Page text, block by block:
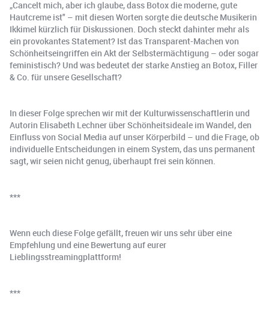
„Cancelt mich, aber ich glaube, dass Botox die moderne, gute
Hautcreme ist" – mit diesen Worten sorgte die deutsche Musikerin
Ikkimel kürzlich für Diskussionen. Doch steckt dahinter mehr als
ein provokantes Statement? Ist das Transparent-Machen von
Schönheitseingriffen ein Akt der Selbstermächtigung – oder sogar
feministisch? Und was bedeutet der starke Anstieg an Botox, Filler
& Co. für unsere Gesellschaft?
In dieser Folge sprechen wir mit der Kulturwissenschaftlerin und
Autorin Elisabeth Lechner über Schönheitsideale im Wandel, den
Einfluss von Social Media auf unser Körperbild – und die Frage, ob
individuelle Entscheidungen in einem System, das uns permanent
sagt, wir seien nicht genug, überhaupt frei sein können.
***
Wenn euch diese Folge gefällt, freuen wir uns sehr über eine
Empfehlung und eine Bewertung auf eurer
Lieblingsstreamingplattform!
***